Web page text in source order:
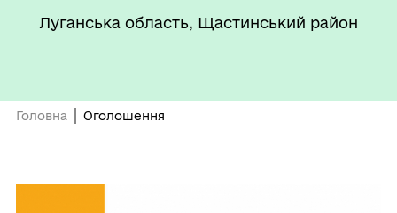
Луганська область, Щастинський район
Головна Оголошення